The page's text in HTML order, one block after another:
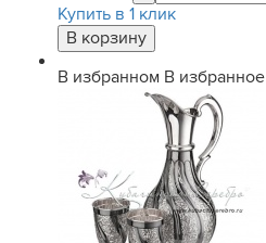
Купить в 1 клик
В избранном В избранное